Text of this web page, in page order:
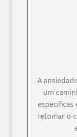
A
um
retomar o